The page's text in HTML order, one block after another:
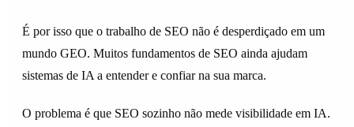
É por isso que o trabalho de SEO não é desperdiçado em um
mundo GEO. Muitos fundamentos de SEO ainda ajudam
sistemas de IA a entender e confiar na sua marca.
O problema é que SEO sozinho não mede visibilidade em IA.